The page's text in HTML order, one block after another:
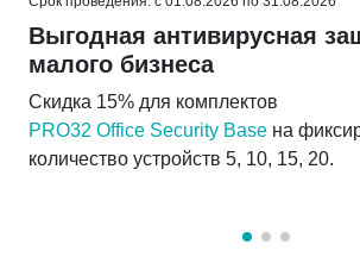
Выгодная антивирусная
малого бизнеса
Скидка 15% для комплектов
PRO32 Office Security Base на
количество устройств 5, 10, 15, 20.